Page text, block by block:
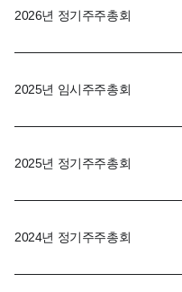
2026년 정기주주총회
2025년 임시주주총회
2025년 정기주주총회
2024년 정기주주총회